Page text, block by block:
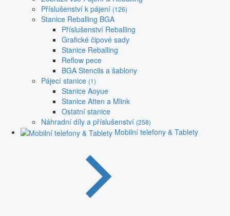
Příslušenství k pájení (126)
Stanice Reballing BGA
Příslušenství Reballing
Grafické čipové sady
Stanice Reballing
Reflow pece
BGA Stencils a šablony
Pájecí stanice (1)
Stanice Aoyue
Stanice Atten a Mlink
Ostatní stanice
Náhradní díly a příslušenství (258)
Mobilní telefony & Tablety